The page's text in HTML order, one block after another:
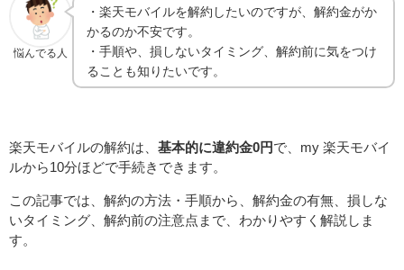
悩んでる人
・楽天モバイルを解約したいのですが、解約金がか
かるのか不安です。
・手順や、損しないタイミング、解約前に気をつけ
ることも知りたいです。
楽天モバイルの解約は、 基本的に違約金0円 で、my 楽天モバイ
ルから10分ほどで手続きできます。
この記事では、解約の方法・手順から、解約金の有無、損しな
いタイミング、解約前の注意点まで、わかりやすく解説しま
す。